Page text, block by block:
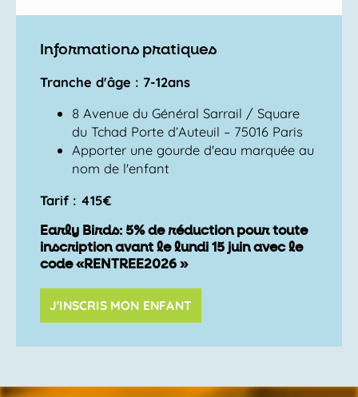
Informations pratiques
Tranche d'âge : 7-12ans
8 Avenue du Général Sarrail / Square
du Tchad Porte d’Auteuil – 75016 Paris
Apporter une gourde d'eau marquée au
nom de l'enfant
Tarif : 415€
Early Birds: 5% de réduction pour toute
inscription avant le lundi 15 juin avec le
code «RENTREE2026 »
J'INSCRIS MON ENFANT